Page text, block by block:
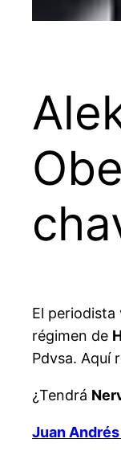
El
régimen de
Pdvsa. Aquí
¿Tendrá
Juan